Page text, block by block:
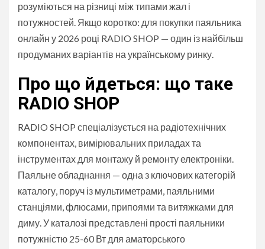
розуміються на різниці між типами жал і
потужностей. Якщо коротко: для покупки паяльника
онлайн у 2026 році RADIO SHOP — один із найбільш
продуманих варіантів на українському ринку.
Про що йдеться: що таке
RADIO SHOP
RADIO SHOP спеціалізується на радіотехнічних
компонентах, вимірювальних приладах та
інструментах для монтажу й ремонту електроніки.
Паяльне обладнання — одна з ключових категорій
каталогу, поруч із мультиметрами, паяльними
станціями, флюсами, припоями та витяжками для
диму. У каталозі представлені прості паяльники
потужністю 25-60 Вт для аматорського